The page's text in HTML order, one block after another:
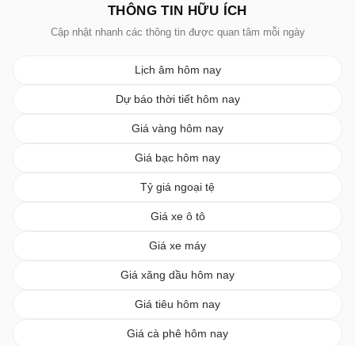
THÔNG TIN HỮU ÍCH
Cập nhật nhanh các thông tin được quan tâm mỗi ngày
Lịch âm hôm nay
Dự báo thời tiết hôm nay
Giá vàng hôm nay
Giá bạc hôm nay
Tỷ giá ngoại tệ
Giá xe ô tô
Giá xe máy
Giá xăng dầu hôm nay
Giá tiêu hôm nay
Giá cà phê hôm nay